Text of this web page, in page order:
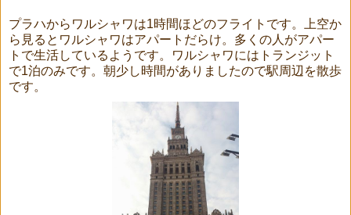
プラハからワルシャワは1時間ほどのフライトです。上空か
ら見るとワルシャワはアパートだらけ。多くの人がアパー
トで生活しているようです。ワルシャワにはトランジット
で1泊のみです。朝少し時間がありましたので駅周辺を散歩
です。